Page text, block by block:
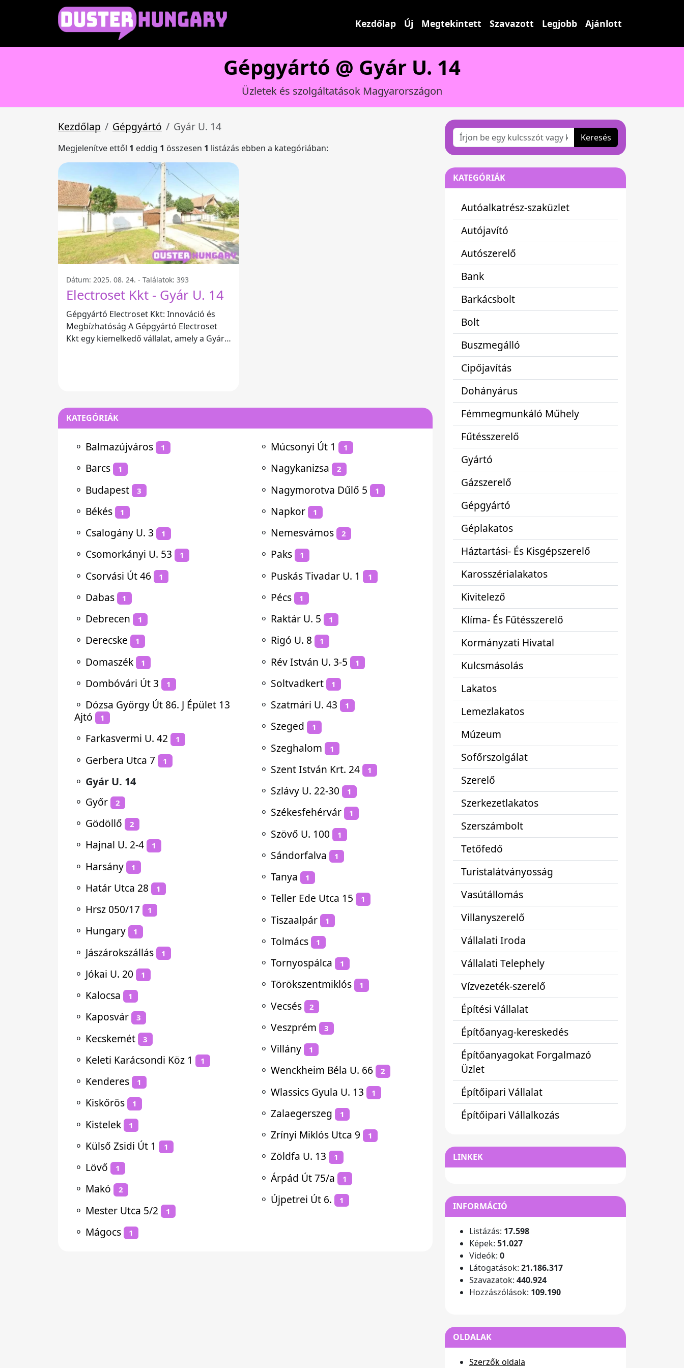
Kezdőlap Új Megtekintett Szavazott Legjobb Ajánlott
Gépgyártó @ Gyár U. 14
Üzletek és szolgáltatások Magyarországon
Kezdőlap Gépgyártó Gyár U. 14
Megjelenítve ettől 1 eddig 1 összesen 1 listázás ebben a kategóriában:
Dátum: 2025. 08. 24. - Találatok: 393
Electroset Kkt - Gyár U. 14
Gépgyártó Electroset Kkt: Innováció és
Megbízhatóság A Gépgyártó Electroset
Kkt egy kiemelkedő vállalat, amely a Gyár
KATEGÓRIÁK
⚬ Balmazújváros 1
⚬ Barcs 1
⚬ Budapest 3
⚬ Békés 1
⚬ Csalogány U. 3 1
⚬ Csomorkányi U. 53 1
⚬ Csorvási Út 46 1
⚬ Dabas 1
⚬ Debrecen 1
⚬ Derecske 1
⚬ Domaszék 1
⚬ Dombóvári Út 3 1
⚬ Dózsa György Út 86. J Épület 13
Ajtó
1
⚬ Farkasvermi U. 42 1
⚬ Gerbera Utca 7 1
⚬ Gyár U. 14
⚬ Győr 2
⚬ Gödöllő 2
⚬ Hajnal U. 2-4 1
⚬ Harsány 1
⚬ Határ Utca 28 1
⚬ Hrsz 050/17 1
⚬ Hungary 1
⚬ Jászárokszállás 1
⚬ Jókai U. 20 1
⚬ Kalocsa 1
⚬ Kaposvár 3
⚬ Kecskemét 3
⚬ Keleti Karácsondi Köz 1 1
⚬ Kenderes 1
⚬ Kiskőrös 1
⚬ Kistelek 1
⚬ Külső Zsidi Út 1 1
⚬ Lövő 1
⚬ Makó 2
⚬ Mester Utca 5/2 1
⚬ Mágocs 1
⚬ Múcsonyi Út 1 1
⚬ Nagykanizsa 2
⚬ Nagymorotva Dűlő 5 1
⚬ Napkor 1
⚬ Nemesvámos 2
⚬ Paks 1
⚬ Puskás Tivadar U. 1 1
⚬ Pécs 1
⚬ Raktár U. 5 1
⚬ Rigó U. 8 1
⚬ Rév István U. 3-5 1
⚬ Soltvadkert 1
⚬ Szatmári U. 43 1
⚬ Szeged 1
⚬ Szeghalom 1
⚬ Szent István Krt. 24 1
⚬ Szlávy U. 22-30 1
⚬ Székesfehérvár 1
⚬ Szövő U. 100 1
⚬ Sándorfalva 1
⚬ Tanya 1
⚬ Teller Ede Utca 15 1
⚬ Tiszaalpár 1
⚬ Tolmács 1
⚬ Tornyospálca 1
⚬ Törökszentmiklós 1
⚬ Vecsés 2
⚬ Veszprém 3
⚬ Villány 1
⚬ Wenckheim Béla U. 66 2
⚬ Wlassics Gyula U. 13 1
⚬ Zalaegerszeg 1
⚬ Zrínyi Miklós Utca 9 1
⚬ Zöldfa U. 13 1
⚬ Árpád Út 75/a 1
⚬ Újpetrei Út 6. 1
Keresés
KATEGÓRIÁK
Autóalkatrész-szaküzlet
Autójavító
Autószerelő
Bank
Barkácsbolt
Bolt
Buszmegálló
Cipőjavítás
Dohányárus
Fémmegmunkáló Műhely
Fűtésszerelő
Gyártó
Gázszerelő
Gépgyártó
Géplakatos
Háztartási- És Kisgépszerelő
Karosszérialakatos
Kivitelező
Klíma- És Fűtésszerelő
Kormányzati Hivatal
Kulcsmásolás
Lakatos
Lemezlakatos
Múzeum
Sofőrszolgálat
Szerelő
Szerkezetlakatos
Szerszámbolt
Tetőfedő
Turistalátványosság
Vasútállomás
Villanyszerelő
Vállalati Iroda
Vállalati Telephely
Vízvezeték-szerelő
Építési Vállalat
Építőanyag-kereskedés
Építőanyagokat Forgalmazó
Üzlet
Építőipari Vállalat
Építőipari Vállalkozás
LINKEK
INFORMÁCIÓ
Listázás: 17.598
Képek: 51.027
Videók: 0
Látogatások: 21.186.317
Szavazatok: 440.924
Hozzászólások: 109.190
OLDALAK
Szerzők oldala